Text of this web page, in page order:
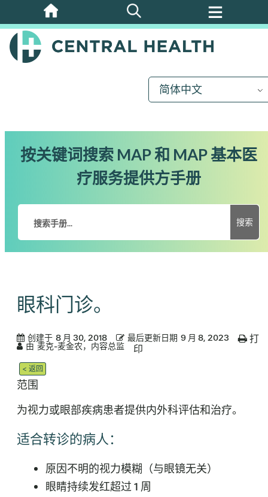
跳
至
主
简体中文
按关键词搜索 MAP 和 MAP 基本医
疗服务提供方手册
搜索
眼科门诊。
创建于 8 月 30, 2018 最后更新日期 9 月 8, 2023
由 麦克-麦金农，内容总监
打
印
< 返回
范围
为视力或眼部疾病患者提供内外科评估和治疗。
适合转诊的病人：
原因不明的视力模糊（与眼镜无关）
眼睛持续发红超过 1 周